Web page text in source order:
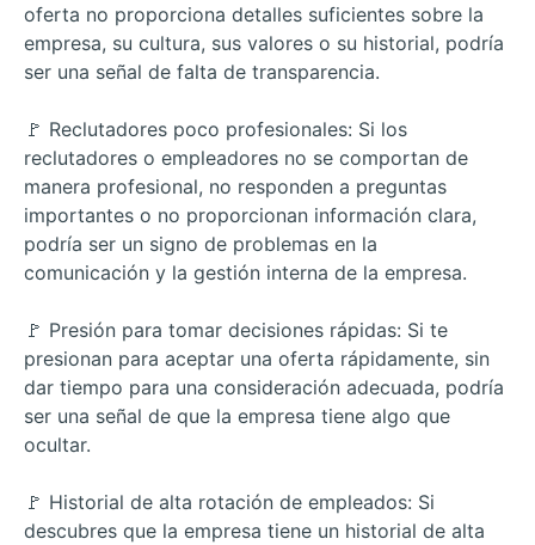
oferta no proporciona detalles suficientes sobre la
empresa, su cultura, sus valores o su historial, podría
ser una señal de falta de transparencia.
🚩 Reclutadores poco profesionales: Si los
reclutadores o empleadores no se comportan de
manera profesional, no responden a preguntas
importantes o no proporcionan información clara,
podría ser un signo de problemas en la
comunicación y la gestión interna de la empresa.
🚩 Presión para tomar decisiones rápidas: Si te
presionan para aceptar una oferta rápidamente, sin
dar tiempo para una consideración adecuada, podría
ser una señal de que la empresa tiene algo que
ocultar.
🚩 Historial de alta rotación de empleados: Si
descubres que la empresa tiene un historial de alta